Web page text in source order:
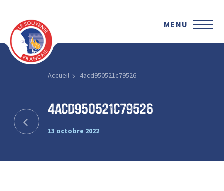
MENU
Accueil 4acd950521c79526
4acd950521c79526
13 octobre 2022